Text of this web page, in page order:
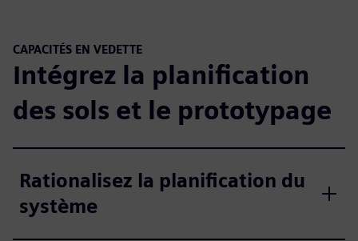
CAPACITÉS EN VEDETTE
Intégrez la planification
des sols et le prototypage
Rationalisez la planification du
système